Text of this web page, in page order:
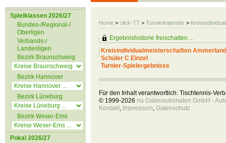
Home > click-TT > Turnierkalender >
Spielklassen 2026/27
Bundes-/Regional-/
Oberligen
Verbands-/
Landesligen
Bezirk Braunschweig
Bezirk Hannover
Bezirk Lüneburg
Bezirk Weser-Ems
Pokal 2026/27
Ergebnishistorie freischalten ...
Kreisindividualmeisterschaften
Schüler C Einzel
Turnier-Spielergebnisse
Für den Inhalt verantwortlich: Tischtennis-
© 1999-2026 nu Datenautomaten GmbH -
Kontakt, Impressum, Datenschutz